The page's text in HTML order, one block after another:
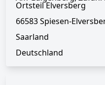
Ortsteil Elversberg
66583 Spiesen-
Saarland
Deutschland